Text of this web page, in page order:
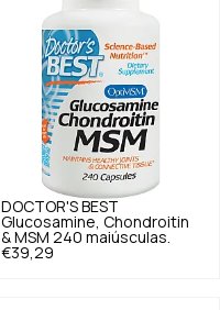
DOCTOR'S BEST
Glucosamine, Chondroitin
& MSM 240 maiúsculas.
€39,29